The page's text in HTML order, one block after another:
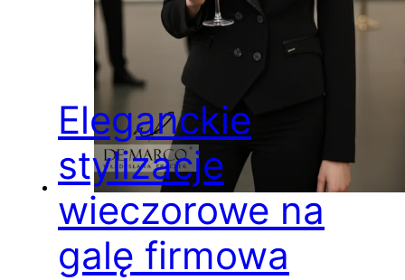
Eleganckie
stylizacje
wieczorowe na
galę firmowa